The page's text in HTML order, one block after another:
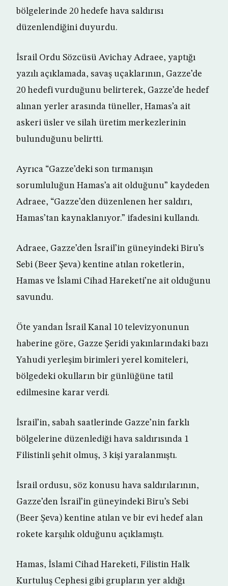
bölgelerinde 20 hedefe hava saldırısı
düzenlendiğini duyurdu.
İsrail Ordu Sözcüsü Avichay Adraee, yaptığı
yazılı açıklamada, savaş uçaklarının, Gazze’de
20 hedefi vurduğunu belirterek, Gazze’de hedef
alınan yerler arasında tüneller, Hamas’a ait
askeri üsler ve silah üretim merkezlerinin
bulunduğunu belirtti.
Ayrıca “Gazze’deki son tırmanışın
sorumluluğun Hamas’a ait olduğunu” kaydeden
Adraee, “Gazze’den düzenlenen her saldırı,
Hamas’tan kaynaklanıyor.” ifadesini kullandı.
Adraee, Gazze’den İsrail’in güneyindeki Biru’s
Sebi (Beer Şeva) kentine atılan roketlerin,
Hamas ve İslami Cihad Hareketi’ne ait olduğunu
savundu.
Öte yandan İsrail Kanal 10 televizyonunun
haberine göre, Gazze Şeridi yakınlarındaki bazı
Yahudi yerleşim birimleri yerel komiteleri,
bölgedeki okulların bir günlüğüne tatil
edilmesine karar verdi.
İsrail’in, sabah saatlerinde Gazze’nin farklı
bölgelerine düzenlediği hava saldırısında 1
Filistinli şehit olmuş, 3 kişi yaralanmıştı.
İsrail ordusu, söz konusu hava saldırılarının,
Gazze’den İsrail’in güneyindeki Biru’s Sebi
(Beer Şeva) kentine atılan ve bir evi hedef alan
rokete karşılık olduğunu açıklamıştı.
Hamas, İslami Cihad Hareketi, Filistin Halk
Kurtuluş Cephesi gibi grupların yer aldığı